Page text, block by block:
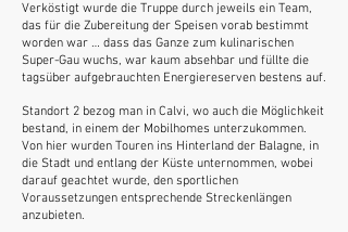
Verköstigt wurde die Truppe durch jeweils ein Team,
das für die Zubereitung der Speisen vorab bestimmt
worden war … dass das Ganze zum kulinarischen
Super-Gau wuchs, war kaum absehbar und füllte die
tagsüber aufgebrauchten Energiereserven bestens auf.
Standort 2 bezog man in Calvi, wo auch die Möglichkeit
bestand, in einem der Mobilhomes unterzukommen.
Von hier wurden Touren ins Hinterland der Balagne, in
die Stadt und entlang der Küste unternommen, wobei
darauf geachtet wurde, den sportlichen
Voraussetzungen entsprechende Streckenlängen
anzubieten.